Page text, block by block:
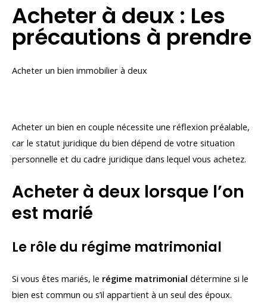
Acheter à deux : Les
précautions à prendre
Acheter un bien immobilier à deux
Acheter un bien en couple nécessite une réflexion préalable,
car le statut juridique du bien dépend de votre situation
personnelle et du cadre juridique dans lequel vous achetez.
Acheter à deux lorsque l’on
est marié
Le rôle du régime matrimonial
Si vous êtes mariés, le régime matrimonial détermine si le
bien est commun ou s’il appartient à un seul des époux.